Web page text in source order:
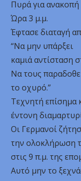
Πυρά για ανακοπή
Ώρα 3 μ.μ.
Έφτασε διαταγή
“Να μην υπάρξει
καμιά αντίσταση
Να τους
το οχυρό.”
Τεχνητή επίσημα
έντονη
Οι Γερμανοί
την ολοκλήρωση
στις 9 π.μ. της
Αυτό μην το